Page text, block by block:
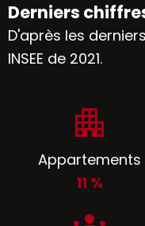
Derniers
D'après les
INSEE de 2021.
Appartements
11 %